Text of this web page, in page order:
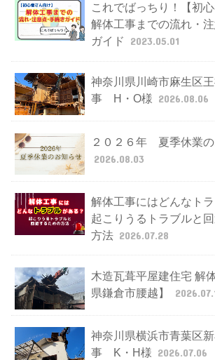
これでばっちり！【初心
解体工事までの流れ・
ガイド
2023.05.01
神奈川県川崎市麻生区
事 H・O様 2026.08.06
２０２６年 夏季休業
2026.08.03
解体工事にはどんなト
起こりうるトラブルと
方法 2026.07.28
木造瓦葺平屋建住宅 解
県鎌倉市腰越】
神奈川県横浜市青葉区
事 K・H様 2026.07.06